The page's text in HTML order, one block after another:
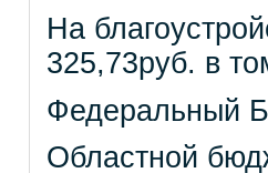
На
325,73руб. в
Федеральный
Областной